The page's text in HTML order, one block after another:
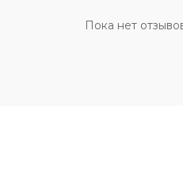
Пока нет